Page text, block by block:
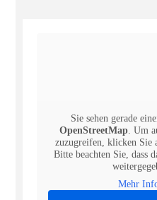
Sie sehen gerade
OpenStreetMap. Um
zuzugreifen, klicken Sie
Bitte beachten Sie, dass
Mehr